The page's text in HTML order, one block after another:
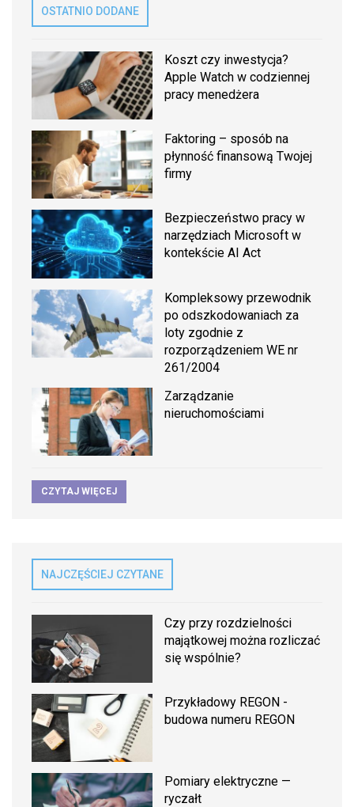
OSTATNIO DODANE
Koszt czy inwestycja?
Apple Watch w codziennej
pracy menedżera
Faktoring – sposób na
płynność finansową Twojej
firmy
Bezpieczeństwo pracy w
narzędziach Microsoft w
kontekście AI Act
Kompleksowy przewodnik
po odszkodowaniach za
loty zgodnie z
rozporządzeniem WE nr
261/2004
Zarządzanie
nieruchomościami
CZYTAJ WIĘCEJ
NAJCZĘŚCIEJ CZYTANE
Czy przy rozdzielności
majątkowej można rozliczać
się wspólnie?
Przykładowy REGON -
budowa numeru REGON
Pomiary elektryczne —
ryczałt